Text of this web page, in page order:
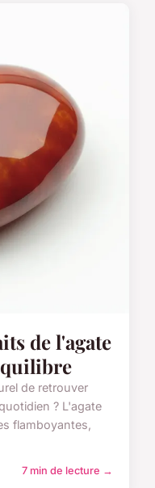
de l'agate
de retrouver
? L'agate
flamboyantes,
7 min de lecture →